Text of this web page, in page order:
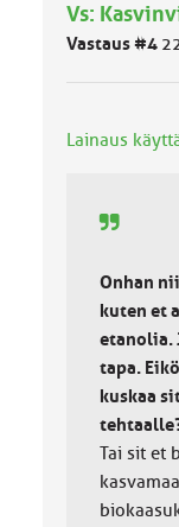
m
ä
k
Vs:
Vastaus #4
Lainaus
Onhan
kuten et
etanolia.
tapa.
kuskaa
Tai sit et